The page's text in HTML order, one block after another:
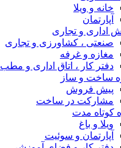
خانه و ویلا
آپارتمان
اداری و تجاری
صنعتی ، کشاورزی و تجاری
مغازه و غرفه
دفتر کار ، اتاق اداری و مطب
ساخت و ساز
پیش فروش
مشارکت در ساخت
کوتاه مدت
ویلا و باغ
آپارتمان و سوئیت